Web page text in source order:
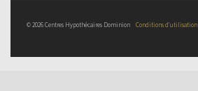
© 2026 Centres Hypothécaires Dominion Conditions d’utilisation